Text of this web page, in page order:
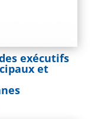
exécutifs
et